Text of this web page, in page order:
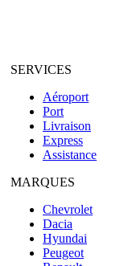
SERVICES
Aéroport
Port
Livraison
Express
Assistance
MARQUES
Chevrolet
Dacia
Hyundai
Peugeot